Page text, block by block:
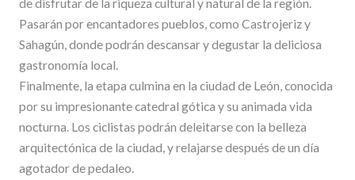
de disfrutar de la riqueza cultural y natural de la región.
Pasarán por encantadores pueblos, como Castrojeriz y
Sahagún, donde podrán descansar y degustar la deliciosa
gastronomía local.
Finalmente, la etapa culmina en la ciudad de León, conocida
por su impresionante catedral gótica y su animada vida
nocturna. Los ciclistas podrán deleitarse con la belleza
arquitectónica de la ciudad, y relajarse después de un día
agotador de pedaleo.